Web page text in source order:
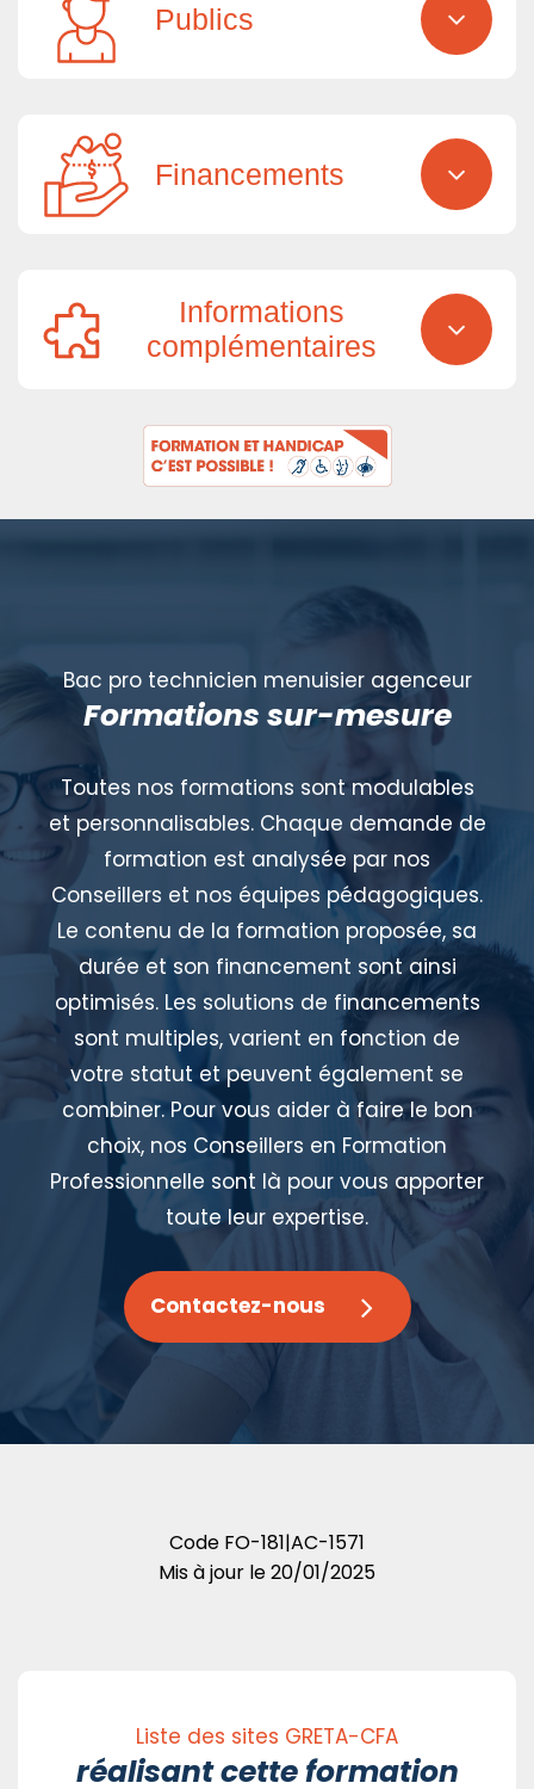
Publics
Financements
Informations
complémentaires
Bac pro technicien menuisier agenceur
Formations sur-mesure
Toutes nos formations sont modulables
et personnalisables. Chaque demande de
formation est analysée par nos
Conseillers et nos équipes pédagogiques.
Le contenu de la formation proposée, sa
durée et son financement sont ainsi
optimisés. Les solutions de financements
sont multiples, varient en fonction de
votre statut et peuvent également se
combiner. Pour vous aider à faire le bon
choix, nos Conseillers en Formation
Professionnelle sont là pour vous apporter
toute leur expertise.
Contactez-nous
Code FO-181|AC-1571
Mis à jour le20/01/2025
Liste des sites GRETA-CFA
réalisant cette formation